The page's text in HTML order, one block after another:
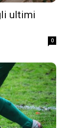
ultimi
0